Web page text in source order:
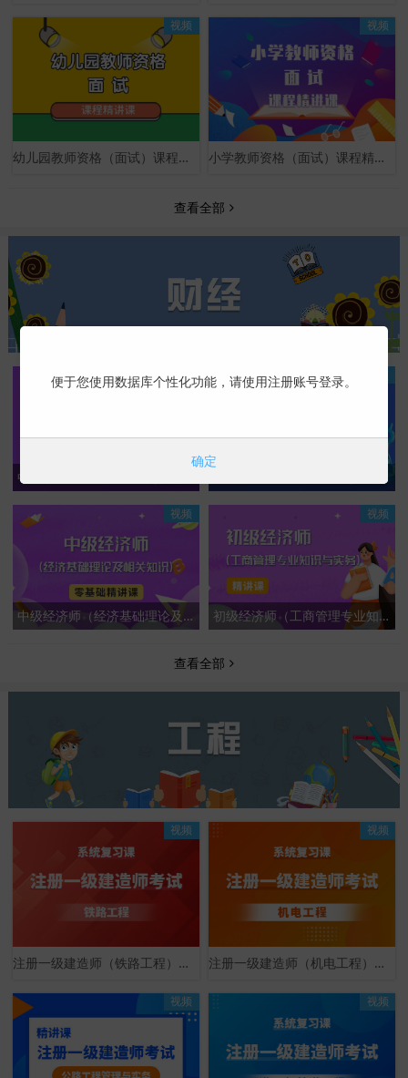
幼儿园教师资格（面试）课程精讲课
视频
小学教师资格（面试）课程精讲课
视频
查看全部
视频
中级会计专业技术资格（中级经济法）基础精讲课
中级经济师（经济基础理论及相关知识）零基础精讲课
视频
初级经济师（工商管理专业知识与实务）-精讲课
视频
查看全部
注册一级建造师（铁路工程）系统复习课
视频
注册一级建造师（机电工程）系统复习课
视频
视频 视频
便于您使用数据库个性化功能，请使用注册账号登录。
确定